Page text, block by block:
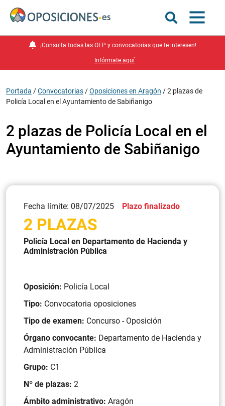
¡Consulta todas las OEP y convocatorias que te interesen!
Infórmate aquí
Portada /Convocatorias /Oposiciones en Aragón /2 plazas de
Policía Local en el Ayuntamiento de Sabiñanigo
2 plazas de Policía Local en el
Ayuntamiento de Sabiñanigo
Fecha límite: 08/07/2025 Plazo finalizado
2 PLAZAS
Policía Local en Departamento de Hacienda y
Administración Pública
Oposición: Policía Local
Tipo: Convocatoria oposiciones
Tipo de examen: Concurso - Oposición
Órgano convocante: Departamento de Hacienda y
Administración Pública
Grupo: C1
Nº de plazas: 2
Ámbito administrativo: Aragón